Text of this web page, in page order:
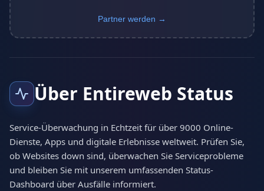
Partner werden →
Über Entireweb Status
Service-Überwachung in Echtzeit für über 9000 Online-
Dienste, Apps und digitale Erlebnisse weltweit. Prüfen Sie,
ob Websites down sind, überwachen Sie Serviceprobleme
und bleiben Sie mit unserem umfassenden Status-
Dashboard über Ausfälle informiert.